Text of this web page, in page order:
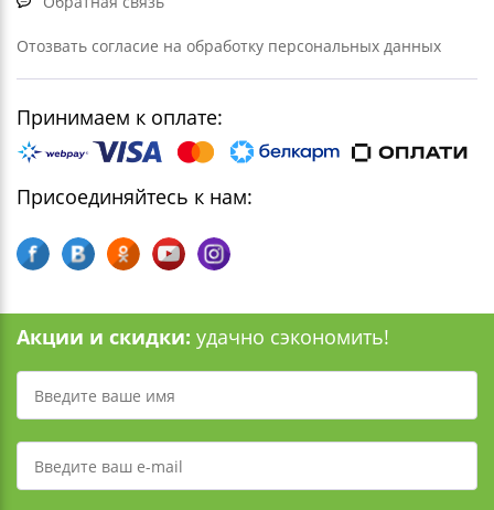
Отозвать согласие на обработку персональных данных
Принимаем к оплате:
Присоединяйтесь к нам:
Акции и скидки: удачно сэкономить!